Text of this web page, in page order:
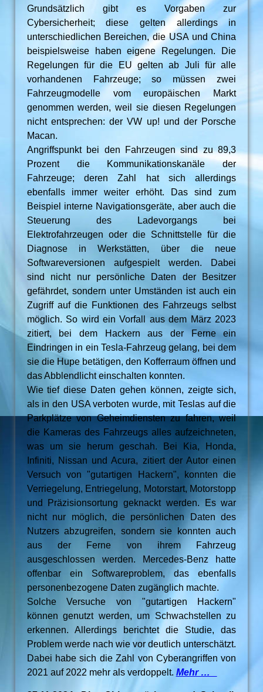
Grundsätzlich gibt es Vorgaben zur
Cybersicherheit; diese gelten allerdings in
unterschiedlichen Bereichen, die USA und China
beispielsweise haben eigene Regelungen. Die
Regelungen für die EU gelten ab Juli für alle
vorhandenen Fahrzeuge; so müssen zwei
Fahrzeugmodelle vom europäischen Markt
genommen werden, weil sie diesen Regelungen
nicht entsprechen: der VW up! und der Porsche
Macan.
Angriffspunkt bei den Fahrzeugen sind zu 89,3
Prozent die Kommunikationskanäle der
Fahrzeuge; deren Zahl hat sich allerdings
ebenfalls immer weiter erhöht. Das sind zum
Beispiel interne Navigationsgeräte, aber auch die
Steuerung des Ladevorgangs bei
Elektrofahrzeugen oder die Schnittstelle für die
Diagnose in Werkstätten, über die neue
Softwareversionen aufgespielt werden. Dabei
sind nicht nur persönliche Daten der Besitzer
gefährdet, sondern unter Umständen ist auch ein
Zugriff auf die Funktionen des Fahrzeugs selbst
möglich. So wird ein Vorfall aus dem März 2023
zitiert, bei dem Hackern aus der Ferne ein
Eindringen in ein Tesla-Fahrzeug gelang, bei dem
sie die Hupe betätigen, den Kofferraum öffnen und
das Abblendlicht einschalten konnten.
Wie tief diese Daten gehen können, zeigte sich,
als in den USA verboten wurde, mit Teslas auf die
Parkplätze von Geheimdiensten zu fahren, weil
die Kameras des Fahrzeugs alles aufzeichneten,
was um sie herum geschah. Bei Kia, Honda,
Infiniti, Nissan und Acura, zitiert der Autor einen
Versuch von "gutartigen Hackern", konnten die
Verriegelung, Entriegelung, Motorstart, Motorstopp
und Präzisionsortung geknackt werden. Es war
nicht nur möglich, die persönlichen Daten des
Nutzers abzugreifen, sondern sie konnten auch
aus der Ferne von ihrem Fahrzeug
ausgeschlossen werden. Mercedes-Benz hatte
offenbar ein Softwareproblem, das ebenfalls
personenbezogene Daten zugänglich machte.
Solche Versuche von "gutartigen Hackern"
können genutzt werden, um Schwachstellen zu
erkennen. Allerdings berichtet die Studie, das
Problem werde nach wie vor deutlich unterschätzt.
Dabei habe sich die Zahl von Cyberangriffen von
2021 auf 2022 mehr als verdoppelt. Mehr …